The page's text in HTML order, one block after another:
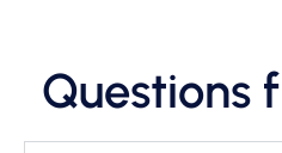
Questions